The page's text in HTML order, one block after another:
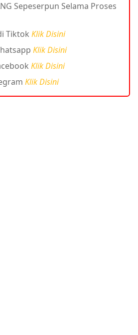
Sepeserpun Selama Proses
Tiktok Klik Disini
Klik Disini
Klik Disini
Klik Disini